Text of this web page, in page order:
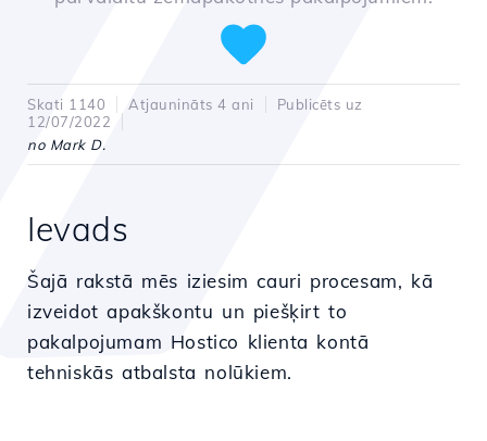
Skati 1140 Atjaunināts 4 ani
Publicēts uz
12/07/2022
no Mark D.
Ievads
Šajā rakstā mēs iziesim cauri procesam, kā
izveidot apakškontu un piešķirt to
pakalpojumam Hostico klienta kontā
tehniskās atbalsta nolūkiem.